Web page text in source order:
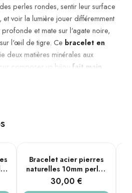
perles rondes, sentir leur surface
et voir la lumière jouer différemment
et mate sur l'agate noire,
l'œil de tigre. Ce bracelet en
deux matières minérales aux
composer un bijou fait main
que par les hommes, et conçu
œil de tigre — perles rondes de 10
et acier argenté
PLUSIEURS TAILLES
Bracelet acier pierres
naturelles 10mm perles
rondes oeil de tigre
rouge
30,00 €